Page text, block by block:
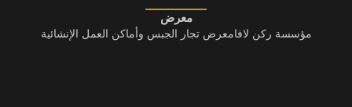
معرض
مؤسسة ركن لافامعرض تجار الجبس وأماكن العمل الإنشائية